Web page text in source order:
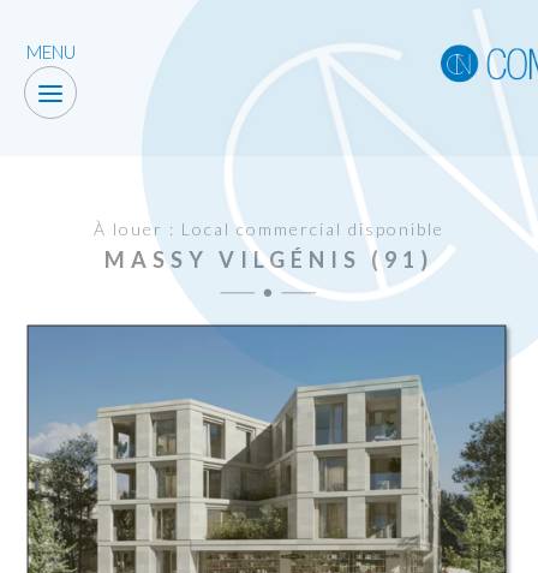
MENU
À louer : Local commercial disponible
MASSY VILGÉNIS (91)